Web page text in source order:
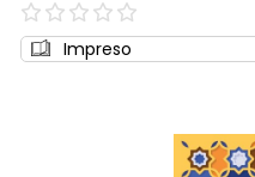
0%
Impreso